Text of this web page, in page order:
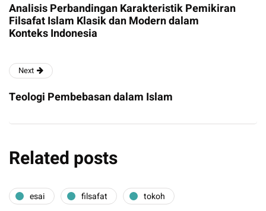
Analisis Perbandingan Karakteristik Pemikiran
Filsafat Islam Klasik dan Modern dalam
Konteks Indonesia
Next
Teologi Pembebasan dalam Islam
Related posts
esai filsafat tokoh